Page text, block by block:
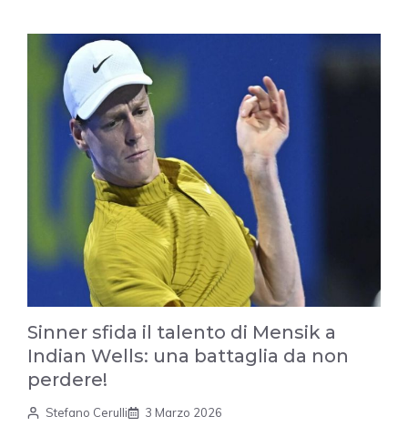
Sinner sfida il talento di Mensik a
Indian Wells: una battaglia da non
perdere!
Stefano Cerulli 3 Marzo 2026